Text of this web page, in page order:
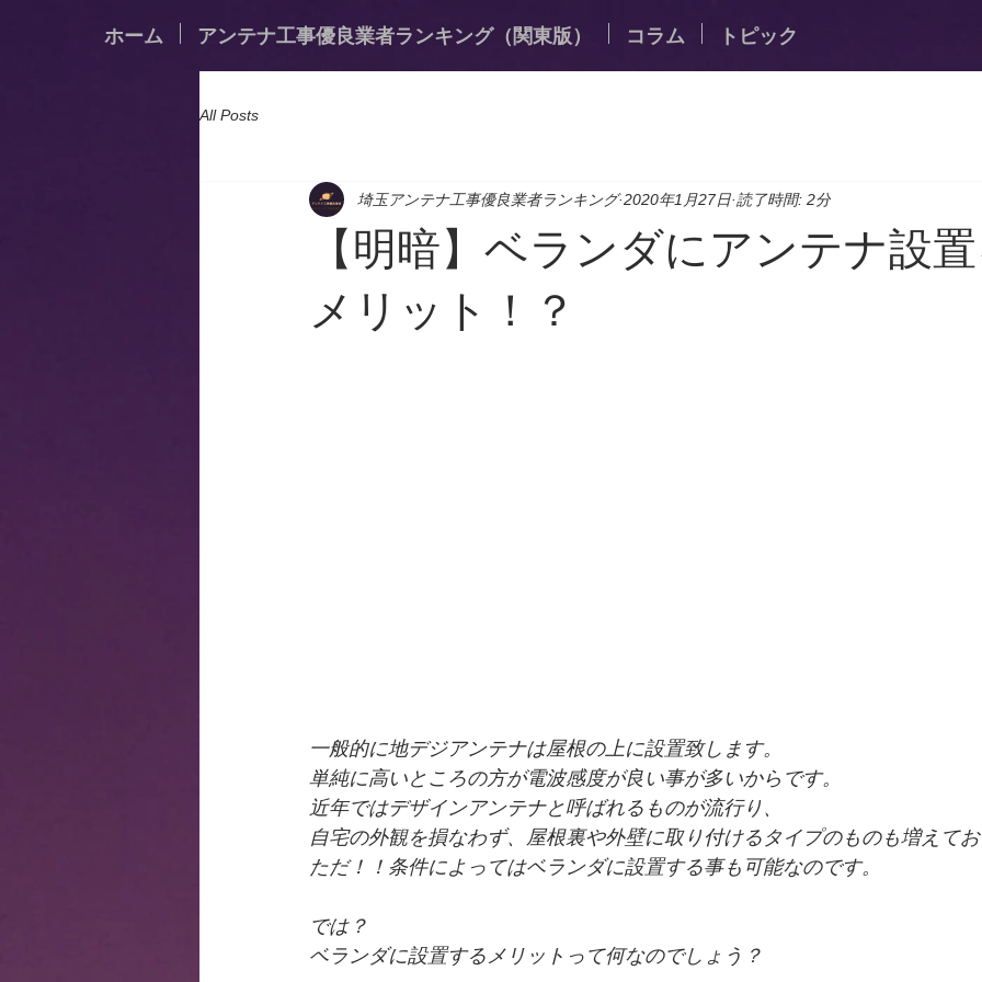
All Posts
【明暗】ベランダにアンテナ設
メリット！？
埼玉アンテナ工事優良業者ランキング 2020年1月27日 読了時間: 2分
一般的に地デジアンテナは屋根の上に設置致します。
単純に高いところの方が電波感度が良い事が多いからです。
近年ではデザインアンテナと呼ばれるものが流行り、
自宅の外観を損なわず、屋根裏や外壁に取り付けるタイプのものも増えて
ただ！！条件によってはベランダに設置する事も可能なのです。
では？
ベランダに設置するメリットって何なのでしょう？
ホーム アンテナ工事優良業者ランキング（関東版） コラム トピック